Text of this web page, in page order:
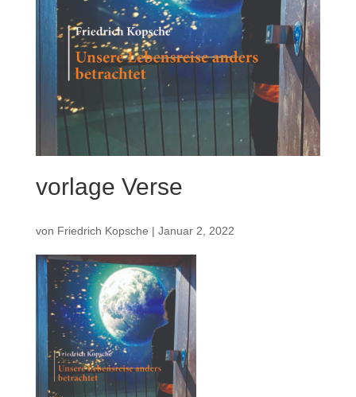
vorlage Verse
von Friedrich Kopsche | Januar 2, 2022